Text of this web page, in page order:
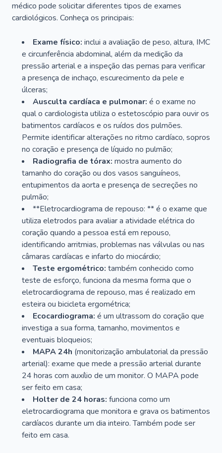
médico pode solicitar diferentes tipos de exames
cardiológicos. Conheça os principais:
Exame físico: inclui a avaliação de peso, altura, IMC
e circunferência abdominal, além da medição da
pressão arterial e a inspeção das pernas para verificar
a presença de inchaço, escurecimento da pele e
úlceras;
Ausculta cardíaca e pulmonar: é o exame no
qual o cardiologista utiliza o estetoscópio para ouvir os
batimentos cardíacos e os ruídos dos pulmões.
Permite identificar alterações no ritmo cardíaco, sopros
no coração e presença de líquido no pulmão;
Radiografia de tórax: mostra aumento do
tamanho do coração ou dos vasos sanguíneos,
entupimentos da aorta e presença de secreções no
pulmão;
**Eletrocardiograma de repouso: ** é o exame que
utiliza eletrodos para avaliar a atividade elétrica do
coração quando a pessoa está em repouso,
identificando arritmias, problemas nas válvulas ou nas
câmaras cardíacas e infarto do miocárdio;
Teste ergométrico: também conhecido como
teste de esforço, funciona da mesma forma que o
eletrocardiograma de repouso, mas é realizado em
esteira ou bicicleta ergométrica;
Ecocardiograma: é um ultrassom do coração que
investiga a sua forma, tamanho, movimentos e
eventuais bloqueios;
MAPA 24h (monitorização ambulatorial da pressão
arterial): exame que mede a pressão arterial durante
24 horas com auxílio de um monitor. O MAPA pode
ser feito em casa;
Holter de 24 horas: funciona como um
eletrocardiograma que monitora e grava os batimentos
cardíacos durante um dia inteiro. Também pode ser
feito em casa.